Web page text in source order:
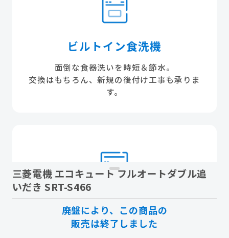
三菱電機 エコキュート フルオートダブル追
いだき SRT-S466
廃盤により、この商品の
販売は終了しました
ビルトイン食洗機
面倒な食器洗いを時短＆節水。
交換はもちろん、新規の後付け工事も承りま
す。
エアコン
最新省エネ機種で電気代を削減。
自動お掃除や内部乾燥機能で、嫌な「カビ・ニ